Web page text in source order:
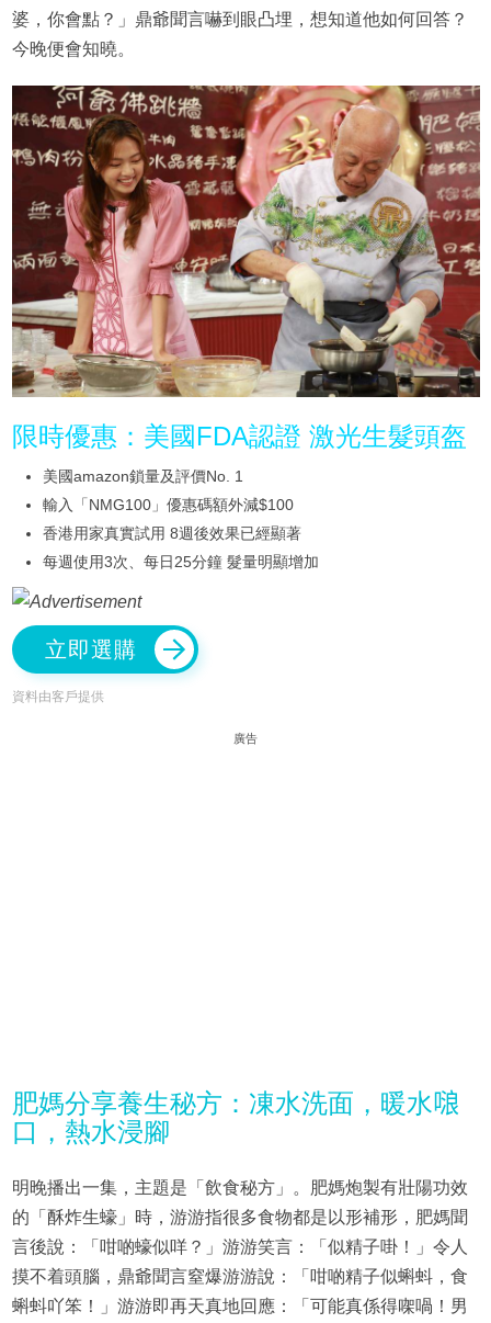
婆，你會點？」鼎爺聞言嚇到眼凸埋，想知道他如何回答？
今晚便會知曉。
限時優惠：美國FDA認證 激光生髮頭盔
美國amazon鎖量及評價No. 1
輸入「NMG100」優惠碼額外減$100
香港用家真實試用 8週後效果已經顯著
每週使用3次、每日25分鐘 髮量明顯增加
立即選購
資料由客戶提供
廣告
肥媽分享養生秘方：凍水洗面，暖水𠺘
口，熱水浸腳
明晚播出一集，主題是「飲食秘方」。肥媽炮製有壯陽功效
的「酥炸生蠔」時，游游指很多食物都是以形補形，肥媽聞
言後說：「咁啲蠔似咩？」游游笑言：「似精子啩！」令人
摸不着頭腦，鼎爺聞言窒爆游游說：「咁啲精子似蝌蚪，食
蝌蚪吖笨！」游游即再天真地回應：「可能真係得㗎喎！男